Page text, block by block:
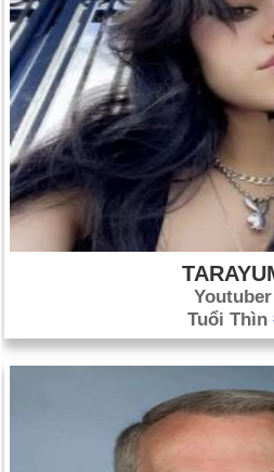
Youtuber
Tuổi Thìn